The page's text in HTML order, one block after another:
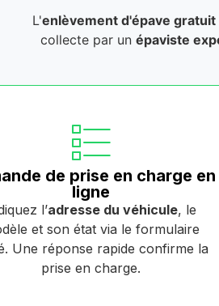
L'enlèvement d'épave gratuit
collecte par un épaviste
de prise en charge en
ligne
l’adresse du véhicule, le
et son état via le formulaire
Une réponse rapide confirme la
prise en charge.